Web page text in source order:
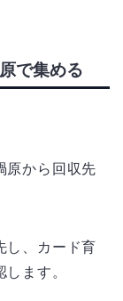
で集める
原から回収先
し、カード育
ます。